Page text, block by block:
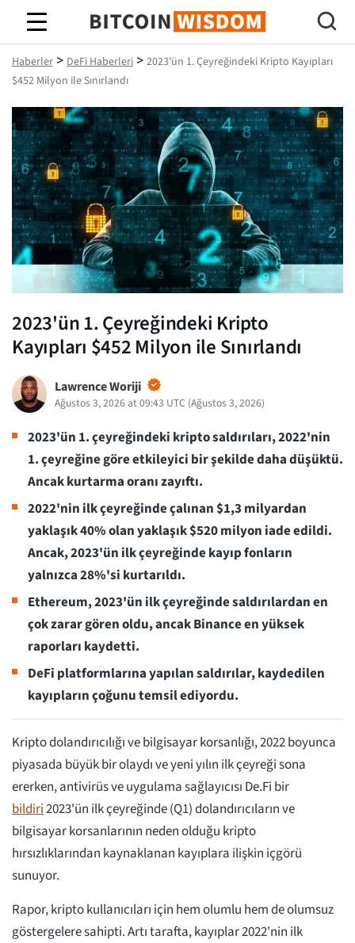
Bitcoin Bilgeliği
Haberler > DeFi Haberleri > 2023'ün 1. Çeyreğindeki Kripto Kayıpları
$452 Milyon ile Sınırlandı
2023'ün 1. Çeyreğindeki Kripto
Kayıpları $452 Milyon ile Sınırlandı
Lawrence Woriji
Ağustos 3, 2026 at 09:43 UTC (Ağustos 3, 2026)
2023'ün 1. çeyreğindeki kripto saldırıları, 2022'nin
1. çeyreğine göre etkileyici bir şekilde daha düşüktü.
Ancak kurtarma oranı zayıftı.
2022'nin ilk çeyreğinde çalınan $1,3 milyardan
yaklaşık 40% olan yaklaşık $520 milyon iade edildi.
Ancak, 2023'ün ilk çeyreğinde kayıp fonların
yalnızca 28%'si kurtarıldı.
Ethereum, 2023'ün ilk çeyreğinde saldırılardan en
çok zarar gören oldu, ancak Binance en yüksek
raporları kaydetti.
DeFi platformlarına yapılan saldırılar, kaydedilen
kayıpların çoğunu temsil ediyordu.
Kripto dolandırıcılığı ve bilgisayar korsanlığı, 2022 boyunca
piyasada büyük bir olaydı ve yeni yılın ilk çeyreği sona
ererken, antivirüs ve uygulama sağlayıcısı De.Fi bir
bildiri2023'ün ilk çeyreğinde (Q1) dolandırıcıların ve
bilgisayar korsanlarının neden olduğu kripto
hırsızlıklarından kaynaklanan kayıplara ilişkin içgörü
sunuyor.
Rapor, kripto kullanıcıları için hem olumlu hem de olumsuz
göstergelere sahipti. Artı tarafta, kayıplar 2022'nin ilk